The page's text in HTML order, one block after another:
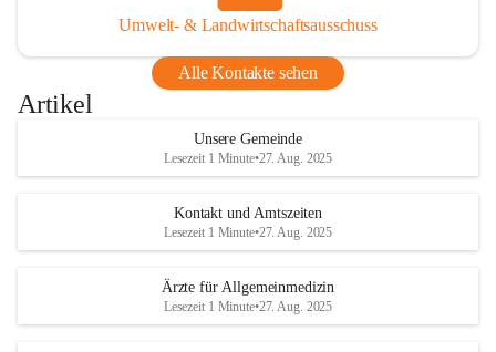
Umwelt- & Landwirtschaftsausschuss
Alle Kontakte sehen
Artikel
Unsere Gemeinde
Lesezeit 1 Minute•27. Aug. 2025
Kontakt und Amtszeiten
Lesezeit 1 Minute•27. Aug. 2025
Ärzte für Allgemeinmedizin
Lesezeit 1 Minute•27. Aug. 2025